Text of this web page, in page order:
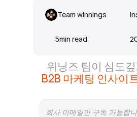
Team winnings
5min read
위닝즈 팀이 심도
B2B 마케팅 인사이